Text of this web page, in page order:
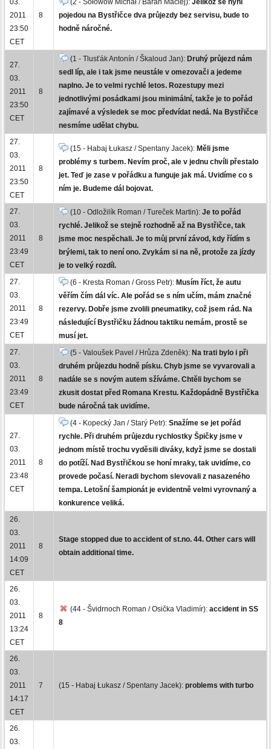
03.
2011
23:50
CET
8
(2 - Sołowow Michał / Baran Maciej): Jelikož se nyní
pojedou na Bystřičce dva průjezdy bez servisu, bude to
hodně náročné.
27.
03.
2011
23:50
CET
8
(1 - Tlusťák Antonín / Škaloud Jan): Druhý průjezd nám
sedl líp, ale i tak jsme neustále v omezovači a jedeme
naplno. Je to velmi rychlé letos. Rozestupy mezi
jednotlivými posádkami jsou minimální, takže je to pořád
zajímavé a výsledek se moc předvídat nedá. Na Bystřičce
nesmíme udělat chybu.
27.
03.
2011
23:50
CET
8
(15 - Habaj Łukasz / Spentany Jacek): Měli jsme
problémy s turbem. Nevím proč, ale v jednu chvíli přestalo
jet. Teď je zase v pořádku a funguje jak má. Uvidíme co s
ním je. Budeme dál bojovat.
27.
03.
2011
23:49
CET
8
(10 - Odložilík Roman / Tureček Martin): Je to pořád
rychlé. Jelikož se stejně rozhodně až na Bystřičce, tak
jsme moc nespěchali. Je to můj první závod, kdy řídím s
brýlemi, tak to není ono. Zvykám si na ně, protože za jízdy
je to velký rozdíl.
27.
03.
2011
23:49
CET
8
(6 - Kresta Roman / Gross Petr): Musím říct, že autu
věřím čím dál víc. Ale pořád se s ním učím, mám značné
rezervy. Dobře jsme zvolili pneumatiky, což jsem rád. Na
následující Bystřičku žádnou taktiku nemám, prostě se
musí jet.
27.
03.
2011
23:49
CET
8
(5 - Valoušek Pavel / Hrůza Zdeněk): Na trati bylo i při
druhém průjezdu hodně písku. Chyb jsme se vyvarovali a
nadále se s novým autem sžíváme. Chtěli bychom se
zkusit dostat před Romana Krestu. Každopádně Bystřička
bude náročná tak uvidíme.
27.
03.
2011
23:48
CET
8
(4 - Kopecký Jan / Starý Petr): Snažíme se jet pořád
rychle. Při druhém průjezdu rychlostky Špičky jsme v
jednom místě trochu vyděsili diváky, když jsme se dostali
do potíží. Nad Bystřičkou se honí mraky, tak uvidíme, co
provede počasí. Neradi bychom slevovali z nasazeného
tempa. Letošní šampionát je evidentně velmi vyrovnaný a
konkurence veliká.
26.
03.
2011
14:09
CET
8
Stage stopped due to accident of st.no. 44. Other cars will
obtain additional time.
26.
03.
2011
13:24
CET
8
(44 - Švidrnoch Roman / Osička Vladimír): accident in SS
8
26.
03.
2011
14:17
CET
7 (15 - Habaj Łukasz / Spentany Jacek): problems with turbo
26.
03.